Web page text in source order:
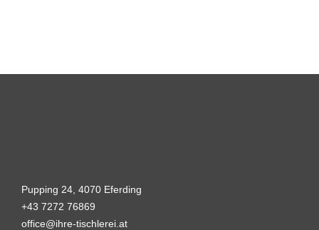
Pupping 24, 4070 Eferding
+43 7272 76869
office@ihre-tischlerei.at